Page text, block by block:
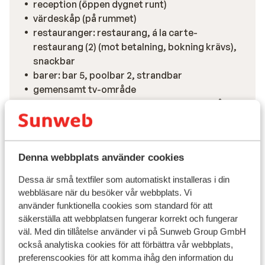
Denna webbplats använder cookies
Dessa är små textfiler som automatiskt installeras i din
webbläsare när du besöker vår webbplats. Vi
använder funktionella cookies som standard för att
säkerställa att webbplatsen fungerar korrekt och fungerar
väl. Med din tillåtelse använder vi på Sunweb Group GmbH
också analytiska cookies för att förbättra vår webbplats,
preferenscookies för att komma ihåg den information du
reception (öppen dygnet runt)
värdeskåp (på rummet)
restauranger: restaurang, á la carte-
restaurang (2) (mot betalning, bokning krävs),
snackbar
barer: bar 5, poolbar 2, strandbar
gemensamt tv-område
rum anpassade för funktionsvarierade (på
förfrågan)
Visa alla faciliteter
Reseinformation
Måltider
Flygresan